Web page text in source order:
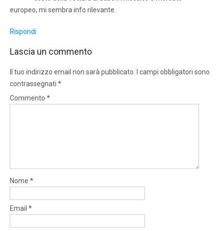
europeo, mi sembra info rilevante.
Rispondi
Lascia un commento
Il tuo indirizzo email non sarà pubblicato.
I campi obbligatori sono
contrassegnati *
Commento *
Nome *
Email *